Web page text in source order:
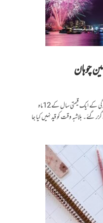
چوہان
عیسویں سال 2024 اختتام پذیر ہوا۔ ہماری زندگی کے ایک قیمتی سال کے 12ماہ
خاموشی سے گزر گئے۔ بلاشبہ وقت کو قید نہیں کیا جا